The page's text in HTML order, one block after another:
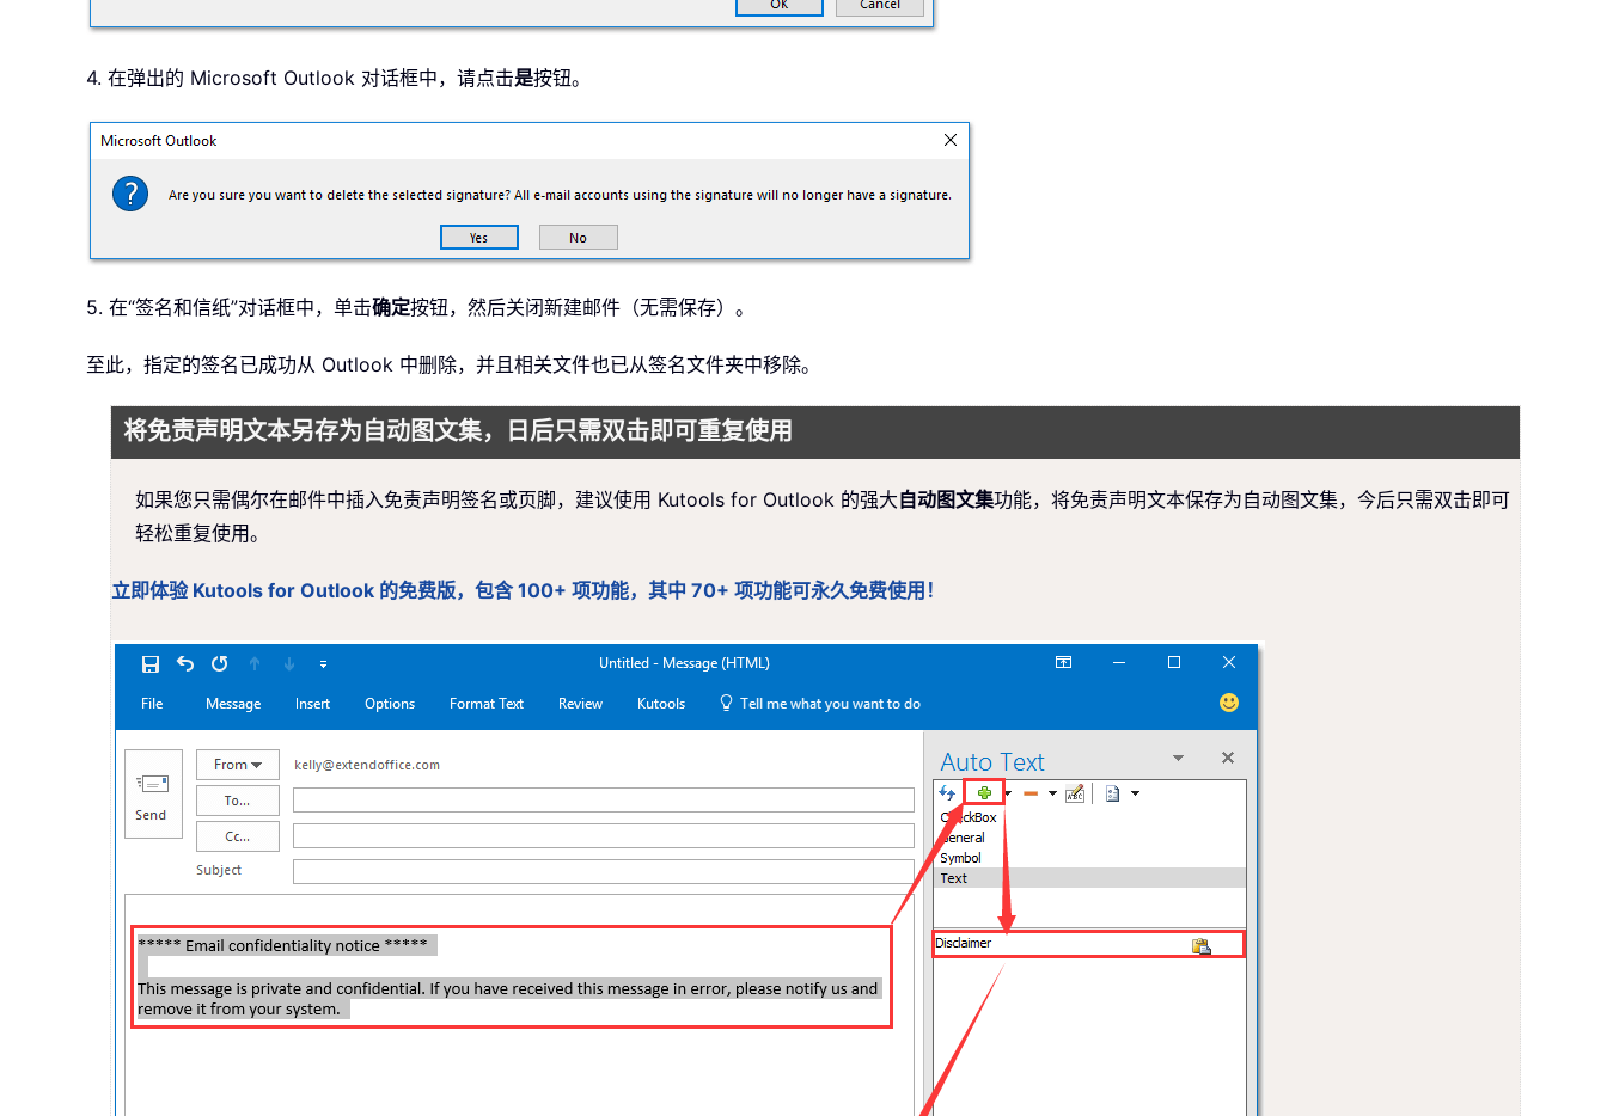
4. 在弹出的 Microsoft Outlook 对话框中，请点击是按钮。
5. 在“签名和信纸”对话框中，单击确定按钮，然后关闭新建邮件（无需保存）。
至此，指定的签名已成功从 Outlook 中删除，并且相关文件也已从签名文件夹中移除。
将免责声明文本另存为自动图文集，日后只需双击即可重复使用
如果您只需偶尔在邮件中插入免责声明签名或页脚，建议使用 Kutools for Outlook 的强大自动图文集功能，将免责声明文本保存为自动图文集，今后只需双击即可
轻松重复使用。
立即体验 Kutools for Outlook 的免费版，包含 100+ 项功能，其中 70+ 项功能可永久免费使用！